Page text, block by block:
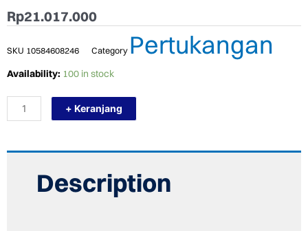
Rp21.017.000
SKU 10584608246 Category Pertukangan
Availability: 100 in stock
TERMURAH
SCC60AVL
MINI
+ Keranjang
Description